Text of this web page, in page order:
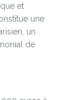
et
une
un
de